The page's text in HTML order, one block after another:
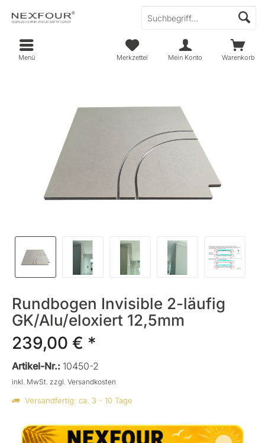
Warenkorb
Merkzettel Mein Konto
Menü
Rundbogen Invisible 2-läufig
GK/Alu/eloxiert 12,5mm
239,00 € *
Artikel-Nr.: 10450-2
inkl. MwSt. zzgl. Versandkosten
Versandfertig: ca. 3 - 10 Tage